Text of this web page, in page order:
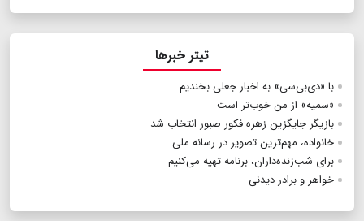
تیتر خبرها
با «دی‌بی‌سی» به اخبار جعلی بخندیم
«سمیه» از من خوب‌تر است
بازیگر جایگزین زهره فکور صبور انتخاب شد
خانواده، مهم‌ترین تصویر در رسانه ملی
برای شب‌زنده‌داران، برنامه تهیه می‌کنیم
خواهر و برادر دیدنی